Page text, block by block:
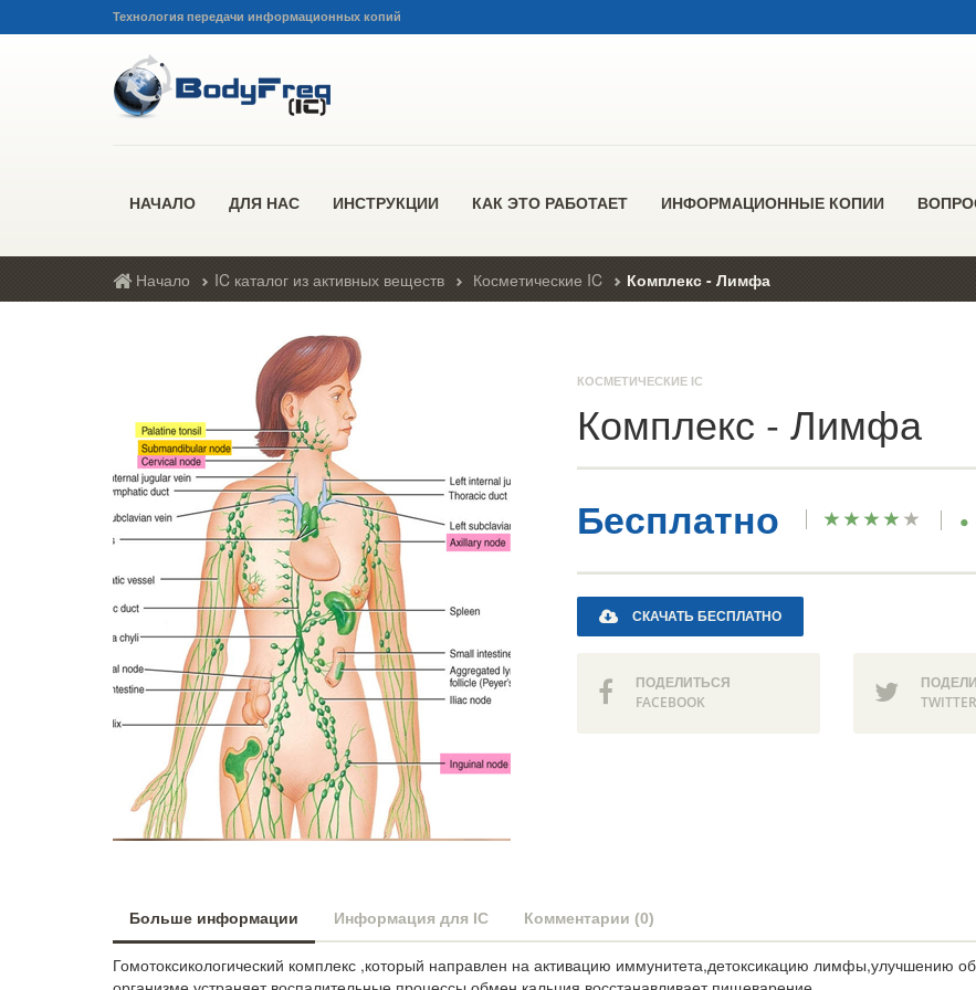
Технология передачи информационных копий
НАЧАЛО ДЛЯ НАС ИНСТРУКЦИИ КАК ЭТО РАБОТАЕТ ИНФОРМАЦИОННЫЕ КОПИИ
Начало IC каталог из активных веществ Косметические IC Комплекс - Лимфа
КОСМЕТИЧЕСКИЕ IC
Комплекс - Лимфа
Бесплатно •
СКАЧАТЬ БЕСПЛАТНО
ПОДЕЛИТЬСЯ
FACEBOOK TWITTER
Больше информации Информация для IC Комментарии (0)
Гомотоксикологический комплекс ,который направлен на активацию иммунитета,детоксикацию лимфы,улучшению